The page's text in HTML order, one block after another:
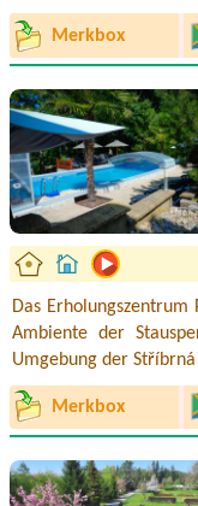
Merkbox
Das
Ambiente der
Umgebung der
Merkbox